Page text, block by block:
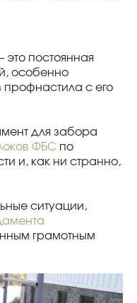
постоянная
особенно
с его
для забора
ФБС по
и, как ни странно,
ситуации,
грамотным